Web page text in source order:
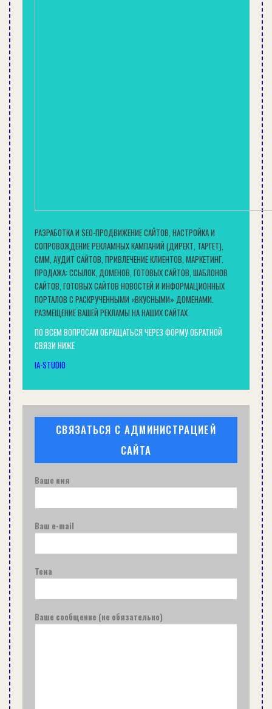
К содержанию ↑
Сфера применения
Рулонные кровли используются для крыш
хозяйственных построек, гаражей, складов,
крупных торговых и бизнес-центров, а также
для многоэтажных жилых домов и даже
домиков на даче, если угол ската не превышает
30 градусов.
В Гомеле вы можете купить крыша с
использованием рулонных кровельных
материалов высокого качества в компании
«Техноизолстрой». Она уже много лет
специализируется на их продаже и
сотрудничает только с надежными
поставщиками, которые хорошо
зарекомендовали себя на рынке материалов
для кровли.
Источник
РАЗРАБОТКА И SEO-ПРОДВИЖЕНИЕ САЙТОВ, НАСТРОЙКА И
СОПРОВОЖДЕНИЕ РЕКЛАМНЫХ КАМПАНИЙ (ДИРЕКТ, ТАРГЕТ),
СММ, АУДИТ САЙТОВ, ПРИВЛЕЧЕНИЕ КЛИЕНТОВ, МАРКЕТИНГ.
ПРОДАЖА: ССЫЛОК, ДОМЕНОВ, ГОТОВЫХ САЙТОВ, ШАБЛОНОВ
САЙТОВ, ГОТОВЫХ САЙТОВ НОВОСТЕЙ И ИНФОРМАЦИОННЫХ
ПОРТАЛОВ С РАСКРУЧЕННЫМИ «ВКУСНЫМИ» ДОМЕНАМИ.
РАЗМЕЩЕНИЕ ВАШЕЙ РЕКЛАМЫ НА НАШИХ САЙТАХ.
ПО ВСЕМ ВОПРОСАМ ОБРАЩАТЬСЯ ЧЕРЕЗ ФОРМУ ОБРАТНОЙ
СВЯЗИ НИЖЕ
IA-STUDIO
СВЯЗАТЬСЯ С АДМИНИСТРАЦИЕЙ
САЙТА
Ваше имя
Ваш e-mail
Тема
Ваше сообщение (не обязательно)